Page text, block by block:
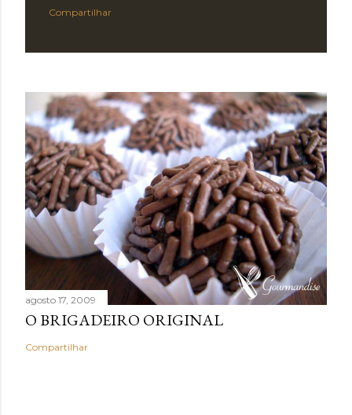
Compartilhar
agosto 17, 2009
O BRIGADEIRO ORIGINAL
Compartilhar